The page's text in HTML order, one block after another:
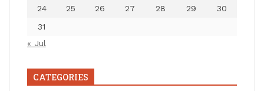
24
25 26 27 28 29
30
31
« Jul
CATEGORIES